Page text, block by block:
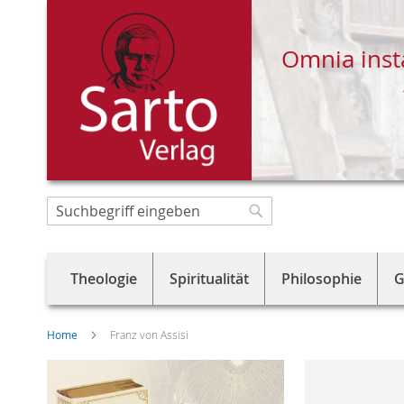
Direkt
zum
Omnia
Suche
Theologie Spiritualität Philosophie
Home Franz von Assisi